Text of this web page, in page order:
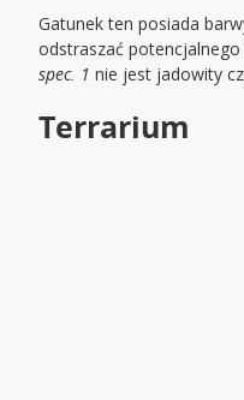
Gatunek ten posiada
odstraszać
spec. 1 nie jest jadowity
Terrarium